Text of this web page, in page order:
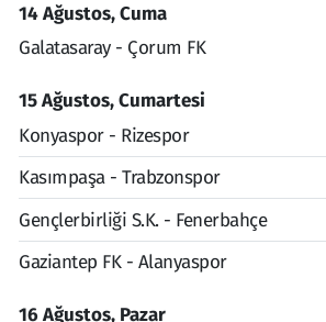
14 Ağustos, Cuma
Galatasaray - Çorum FK
15 Ağustos, Cumartesi
Konyaspor - Rizespor
Kasımpaşa - Trabzonspor
Gençlerbirliği S.K. - Fenerbahçe
Gaziantep FK - Alanyaspor
16 Ağustos, Pazar